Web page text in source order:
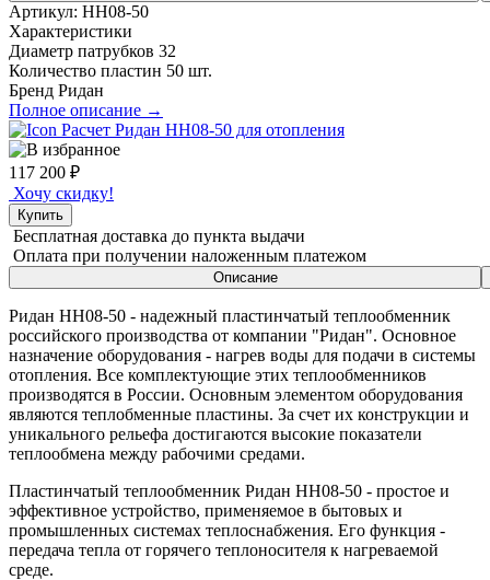
Артикул: НН08-50
Характеристики
Диаметр патрубков 32
Количество пластин 50 шт.
Бренд Ридан
Полное описание →
Расчет Ридан НН08-50 для отопления
117 200 ₽
Хочу скидку!
Купить
Бесплатная доставка до пункта выдачи
Оплата при получении наложенным платежом
Описание
Ридан НН08-50 - надежный пластинчатый теплообменник
российского производства от компании "Ридан". Основное
назначение оборудования - нагрев воды для подачи в системы
отопления. Все комплектующие этих теплообменников
производятся в России. Основным элементом оборудования
являются теплобменные пластины. За счет их конструкции и
уникального рельефа достигаются высокие показатели
теплообмена между рабочими средами.
Пластинчатый теплообменник Ридан НН08-50 - простое и
эффективное устройство, применяемое в бытовых и
промышленных системах теплоснабжения. Его функция -
передача тепла от горячего теплоносителя к нагреваемой
среде.